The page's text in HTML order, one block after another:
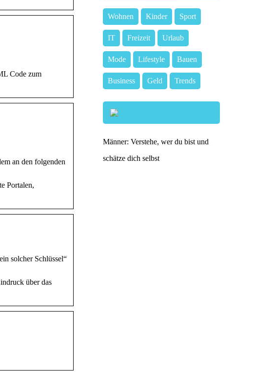
Code zum
an den folgenden
Portalen,
solcher Schlüssel“
über das
Wohnen Kinder Sport
IT Freizeit Urlaub
Mode Lifestyle Bauen
Business Geld Trends
Männer: Verstehe, wer du bist und
schätze dich selbst